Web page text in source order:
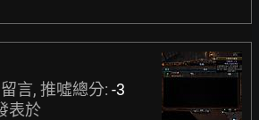
留言, 推噓總分: -3
表於